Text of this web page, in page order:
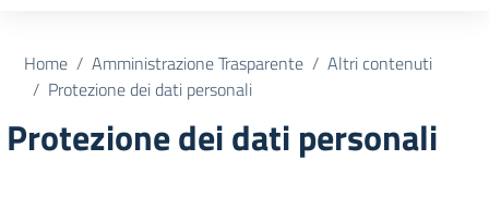
Home Amministrazione Trasparente
Altri contenuti
Protezione dei dati personali
Protezione dei dati personali